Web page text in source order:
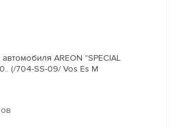
AREON "SPECIAL
..120.360.. (/704-SS-09/ Vos Es M